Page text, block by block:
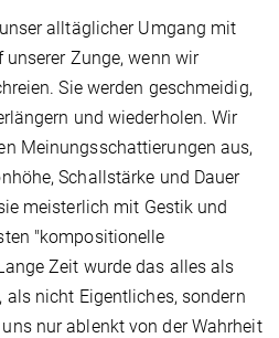
alltäglicher Umgang mit
Zunge, wenn wir
Sie werden geschmeidig,
und wiederholen. Wir
Meinungsschattierungen aus,
Schallstärke und Dauer
meisterlich mit Gestik und
"kompositionelle
Zeit wurde das alles als
als nicht Eigentliches, sondern
nur ablenkt von der Wahrheit